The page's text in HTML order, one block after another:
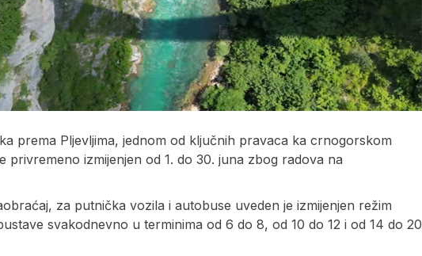
prema Pljevljima, jednom od ključnih pravaca ka crnogorskom
izmijenjen od 1. do 30. juna zbog radova na
za putnička vozila i autobuse uveden je izmijenjen režim
svakodnevno u terminima od 6 do 8, od 10 do 12 i od 14 do 20